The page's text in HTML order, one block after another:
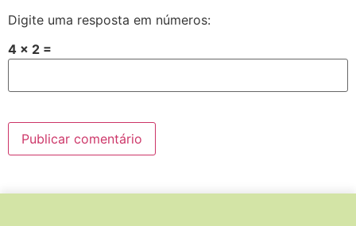
Digite uma resposta em números:
4 × 2 =